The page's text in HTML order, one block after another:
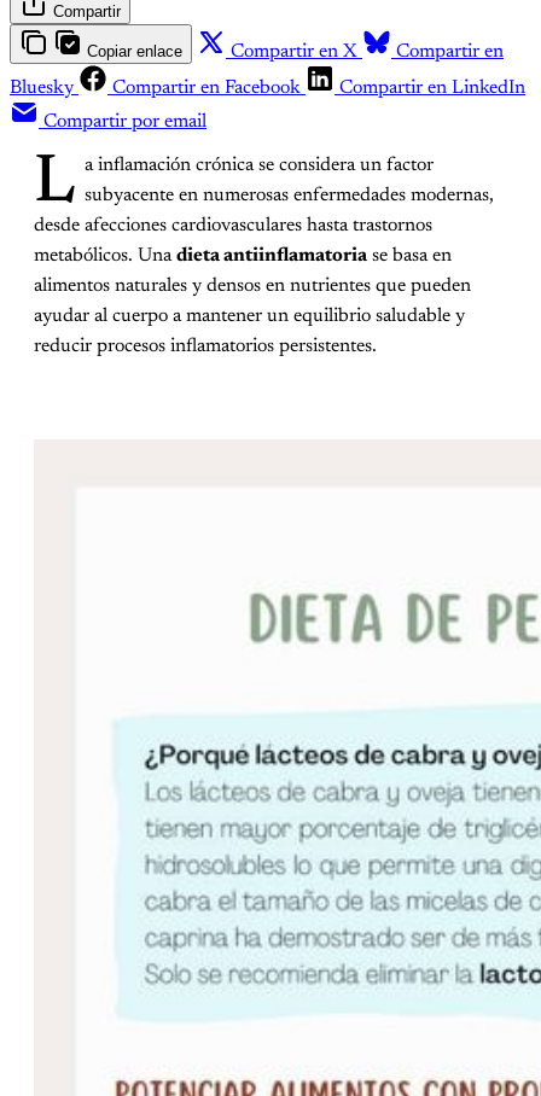
Compartir
Copiar enlace Compartir en X
Compartir en
Bluesky
Compartir en Facebook
Compartir en LinkedIn
Compartir por email
L a inflamación crónica se considera un factor
subyacente en numerosas enfermedades modernas,
desde afecciones cardiovasculares hasta trastornos
metabólicos. Unadieta antiinflamatoria se basa en
alimentos naturales y densos en nutrientes que pueden
ayudar al cuerpo a mantener un equilibrio saludable y
reducir procesos inflamatorios persistentes.